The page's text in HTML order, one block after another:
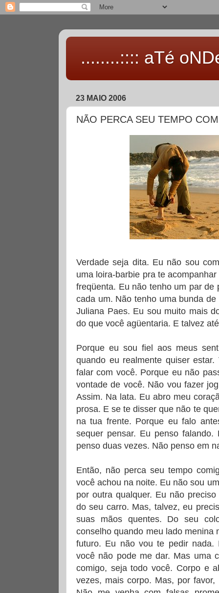
........:::: aTé
23 MAIO 2006
NÃO PERCA SEU TEMPO
Verdade seja dita. Eu não sou
uma loira-barbie pra te
freqüenta. Eu não tenho um par
cada um. Não tenho uma bunda
Juliana Paes. Eu sou muito mais
do que você agüentaria. E talvez
Porque eu sou fiel aos meus
quando eu realmente quiser
falar com você. Porque eu não
vontade de você. Não vou fazer
Assim. Na lata. Eu abro meu
prosa. E se te disser que não te
na tua frente. Porque eu falo
sequer pensar. Eu penso
penso duas vezes. Não penso em
Então, não perca seu tempo
você achou na noite. Eu não sou
por outra qualquer. Eu não
do seu carro. Mas, talvez, eu
suas mãos quentes. Do seu
conselho quando meu lado menina
futuro. Eu não vou te pedir
você não pode me dar. Mas uma
comigo, seja todo você. Corpo e
vezes, mais corpo. Mas, por